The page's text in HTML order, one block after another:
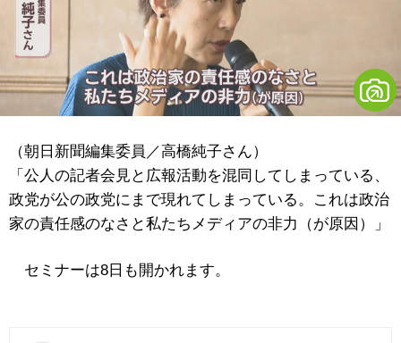
（朝日新聞編集委員／高橋純子さん）
「公人の記者会見と広報活動を混同してしまっている、
政党が公の政党にまで現れてしまっている。これは政治
家の責任感のなさと私たちメディアの非力（が原因）」
セミナーは8日も開かれます。